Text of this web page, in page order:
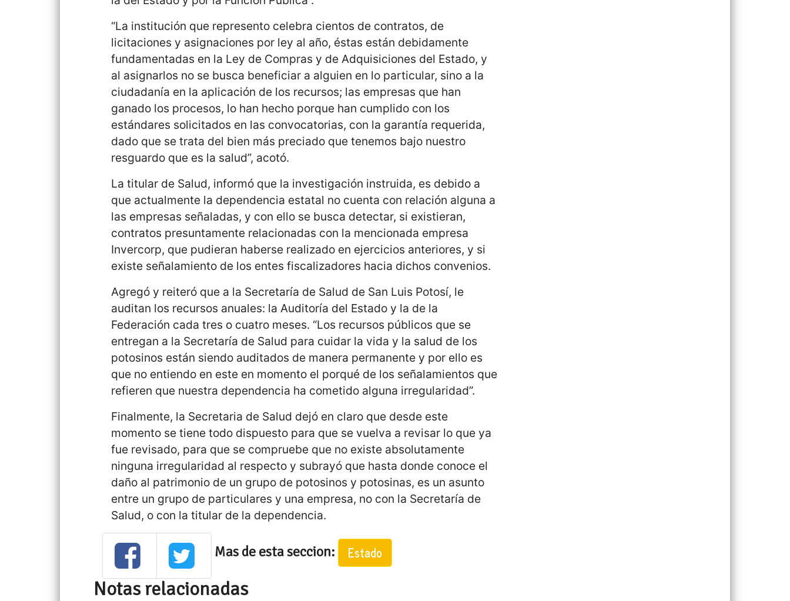
“La institución que represento celebra cientos de contratos, de
licitaciones y asignaciones por ley al año, éstas están debidamente
fundamentadas en la Ley de Compras y de Adquisiciones del Estado, y
al asignarlos no se busca beneficiar a alguien en lo particular, sino a la
ciudadanía en la aplicación de los recursos; las empresas que han
ganado los procesos, lo han hecho porque han cumplido con los
estándares solicitados en las convocatorias, con la garantía requerida,
dado que se trata del bien más preciado que tenemos bajo nuestro
resguardo que es la salud”, acotó.
La titular de Salud, informó que la investigación instruida, es debido a
que actualmente la dependencia estatal no cuenta con relación alguna a
las empresas señaladas, y con ello se busca detectar, si existieran,
contratos presuntamente relacionadas con la mencionada empresa
Invercorp, que pudieran haberse realizado en ejercicios anteriores, y si
existe señalamiento de los entes fiscalizadores hacia dichos convenios.
Agregó y reiteró que a la Secretaría de Salud de San Luis Potosí, le
auditan los recursos anuales: la Auditoría del Estado y la de la
Federación cada tres o cuatro meses. “Los recursos públicos que se
entregan a la Secretaría de Salud para cuidar la vida y la salud de los
potosinos están siendo auditados de manera permanente y por ello es
que no entiendo en este en momento el porqué de los señalamientos que
refieren que nuestra dependencia ha cometido alguna irregularidad”.
Finalmente, la Secretaria de Salud dejó en claro que desde este
momento se tiene todo dispuesto para que se vuelva a revisar lo que ya
fue revisado, para que se compruebe que no existe absolutamente
ninguna irregularidad al respecto y subrayó que hasta donde conoce el
daño al patrimonio de un grupo de potosinos y potosinas, es un asunto
entre un grupo de particulares y una empresa, no con la Secretaría de
Salud, o con la titular de la dependencia.
Mas de esta seccion: Estado
Notas relacionadas